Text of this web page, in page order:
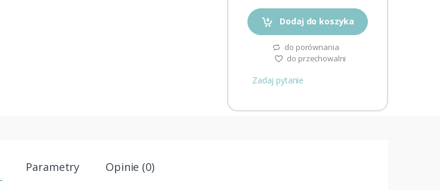
Dodaj do koszyka
do porównania
do przechowalni
Zadaj pytanie
Parametry Opinie (0)